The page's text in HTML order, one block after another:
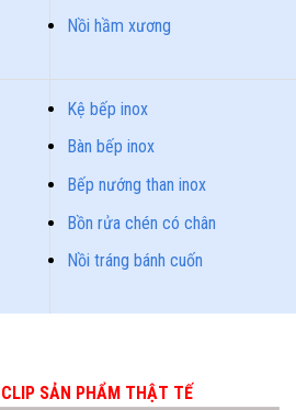
Nồi hầm xương
Kệ bếp inox
Bàn bếp inox
Bếp nướng than inox
Bồn rửa chén có chân
Nồi tráng bánh cuốn
CLIP SẢN PHẨM THẬT TẾ